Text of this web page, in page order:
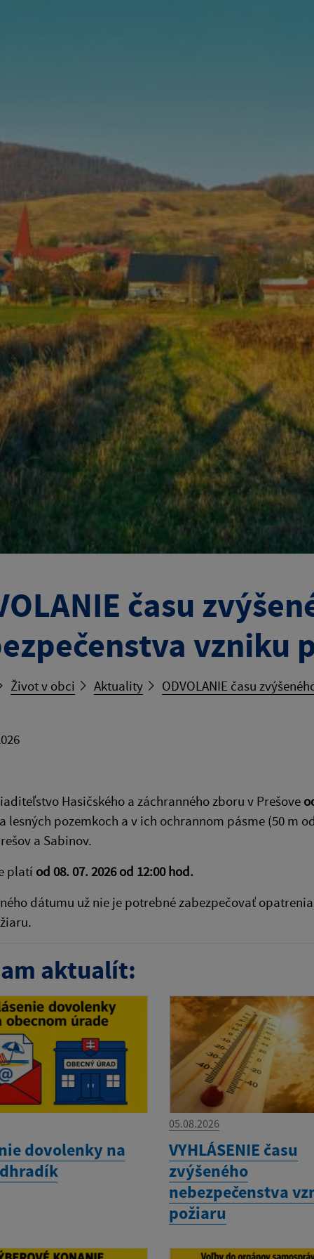
času
vzniku
Život v obci Aktuality ODVOLANIE času
Hasičského a záchranného zboru v Prešove
lesných pozemkoch a v ich ochrannom pásme (50 m
a Sabinov.
platí od 08. 07. 2026 od 12:00 hod.
dátumu už nie je potrebné zabezpečovať
aktualít:
dovolenky na
05.08.2026
VYHLÁSENIE času
zvýšeného
nebezpečenstva
požiaru